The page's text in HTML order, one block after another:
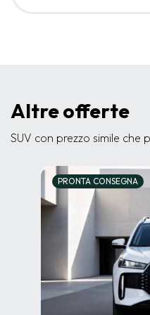
Altre offerte
SUV con prezzo simile che
PRONTA CONSEGNA